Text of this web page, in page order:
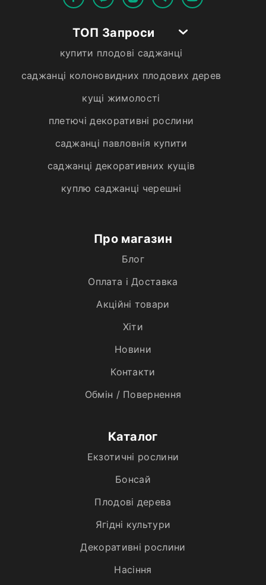
ТОП Запроси
купити плодові саджанці
саджанці колоновидних плодових дерев
кущі жимолості
плетючі декоративні рослини
саджанці павловнія купити
саджанці декоративних кущів
куплю саджанці черешні
Про магазин
Блог
Оплата і Доставка
Акційні товари
Хiти
Новини
Контакти
Обмін / Повернення
Каталог
Екзотичні рослини
Бонсай
Плодові дерева
Ягідні культури
Декоративні рослини
Насіння